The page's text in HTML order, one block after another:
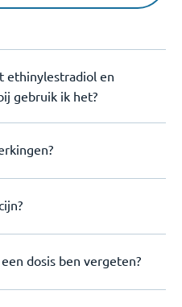
ethinylestradiol en
gebruik ik het?
dosis ben vergeten?